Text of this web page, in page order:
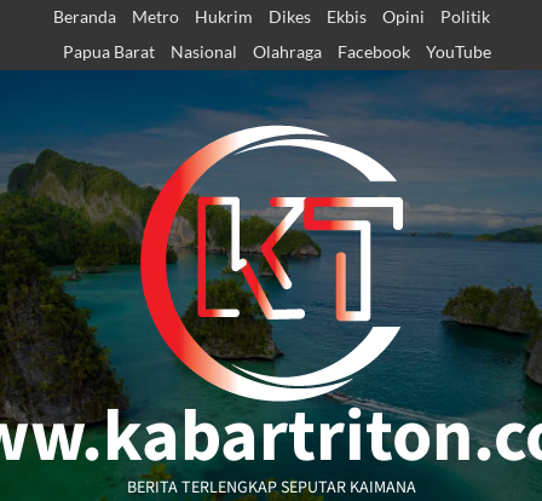
content
Beranda Metro Hukrim Dikes Ekbis Opini
Politik
Papua Barat
Nasional Olahraga Facebook YouTube
BERITA TERLENGKAP SEPUTAR KAIMANA